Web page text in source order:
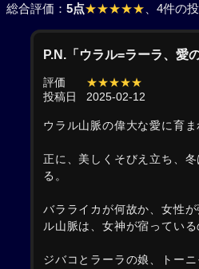
総合評価： 5点★★★★★ 、4件の
P.N.「ウラル=ラーラ、愛
評価
★★★★★
投稿日
2025-02-12
ウラル山脈の偉大な愛に育ま
正に、美しくそびえ立ち、
る。
バラライカが何故か、女性
ル山脈は、女神が宿っている
ジバコとラーラの娘、トー